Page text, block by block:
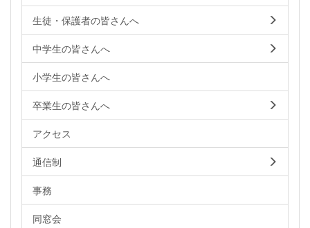
生徒・保護者の皆さんへ
中学生の皆さんへ
小学生の皆さんへ
卒業生の皆さんへ
アクセス
通信制
事務
同窓会